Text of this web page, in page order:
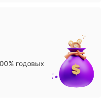
годовых